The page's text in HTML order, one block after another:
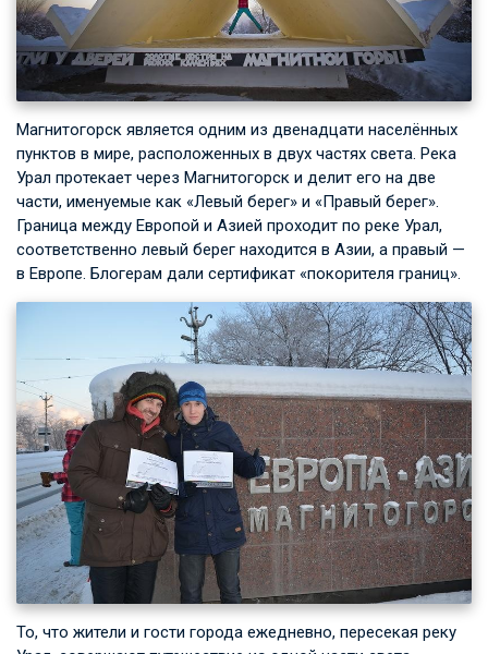
Магнитогорск является одним из двенадцати населённых
пунктов в мире, расположенных в двух частях света. Река
Урал протекает через Магнитогорск и делит его на две
части, именуемые как «Левый берег» и «Правый берег».
Граница между Европой и Азией проходит по реке Урал,
соответственно левый берег находится в Азии, а правый —
в Европе. Блогерам дали сертификат «покорителя границ».
То, что жители и гости города ежедневно, пересекая реку